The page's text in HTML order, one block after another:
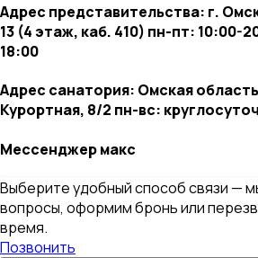
Адрес представительства: г.
13 (4 этаж, каб. 410) пн-пт: 10:00-
18:00
Адрес санатория: Омская
Курортная, 8/2 пн-вс:
Мессенджер макс
Выберите удобный способ связи —
вопросы, оформим бронь или
время.
Позвонить